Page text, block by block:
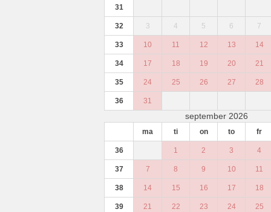
31
32 3 4 5 6 7
33 10 11 12 13 14
34 17 18 19 20 21
35 24 25 26 27 28
36 31
september 2026
ma ti on to fr
36 1 2 3 4
37 7 8 9 10 11
38 14 15 16 17 18
39 21 22 23 24 25